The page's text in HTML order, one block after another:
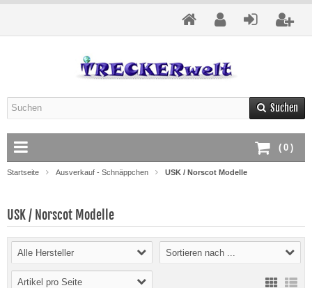
Suchen
( 0 )
Startseite Ausverkauf - Schnäppchen USK / Norscot Modelle
USK / Norscot Modelle
Alle Hersteller Sortieren nach ...
Artikel pro Seite